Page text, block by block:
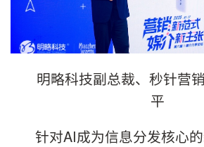
明略科技副总裁、秒针营
平
针对AI成为信息分发核心的